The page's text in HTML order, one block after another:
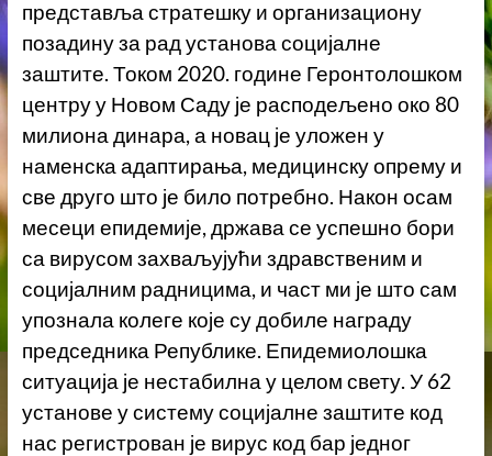
представља стратешку и организациону
позадину за рад установа социјалне
заштите. Током 2020. године Геронтолошком
центру у Новом Саду је расподељено око 80
милиона динара, а новац је уложен у
наменска адаптирања, медицинску опрему и
све друго што је било потребно. Након осам
месеци епидемије, држава се успешно бори
са вирусом захваљујући здравственим и
социјалним радницима, и част ми је што сам
упознала колеге које су добиле награду
председника Републике. Епидемиолошка
ситуација је нестабилна у целом свету. У 62
установе у систему социјалне заштите код
нас регистрован је вирус код бар једног